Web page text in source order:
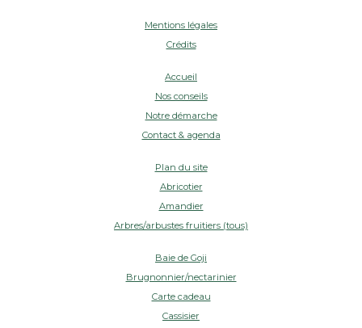
Mentions légales
Crédits
Accueil
Nos conseils
Notre démarche
Contact & agenda
Plan du site
Abricotier
Amandier
Arbres/arbustes fruitiers (tous)
Baie de Goji
Brugnonnier/nectarinier
Carte cadeau
Cassisier